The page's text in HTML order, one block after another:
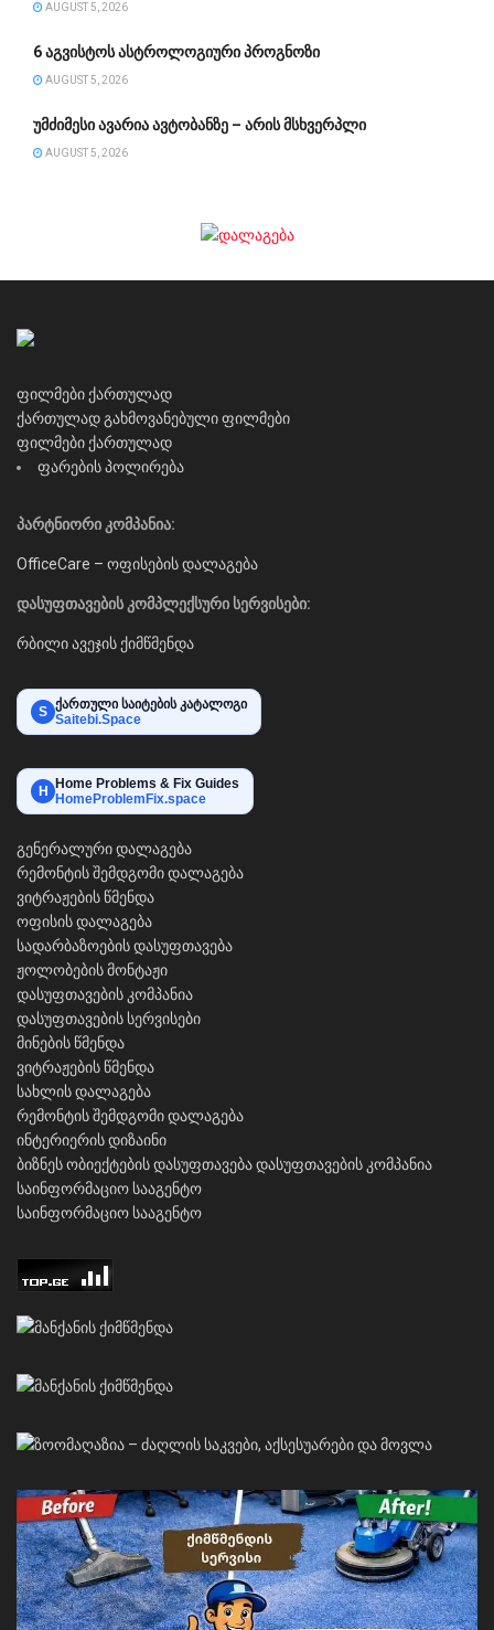
AUGUST 5, 2026
6 აგვისტოს ასტროლოგიური პროგნოზი
AUGUST 5, 2026
უმძიმესი ავარია ავტობანზე – არის მსხვერპლი
AUGUST 5, 2026
ფილმები ქართულად
ქართულად გახმოვანებული ფილმები
ფილმები ქართულად
ფარების პოლირება
პარტნიორი კომპანია:
OfficeCare – ოფისების დალაგება
დასუფთავების კომპლექსური სერვისები:
რბილი ავეჯის ქიმწმენდა
S ქართული საიტების კატალოგი
Saitebi.Space
H Home Problems & Fix Guides
HomeProblemFix.space
გენერალური დალაგება
რემონტის შემდგომი დალაგება
ვიტრაჟების წმენდა
ოფისის დალაგება
სადარბაზოების დასუფთავება
ჟოლობების მონტაჟი
დასუფთავების კომპანია
დასუფთავების სერვისები
მინების წმენდა
ვიტრაჟების წმენდა
სახლის დალაგება
რემონტის შემდგომი დალაგება
ინტერიერის დიზაინი
ბიზნეს ობიექტების დასუფთავებადასუფთავების კომპანია
საინფორმაციო სააგენტო
საინფორმაციო სააგენტო